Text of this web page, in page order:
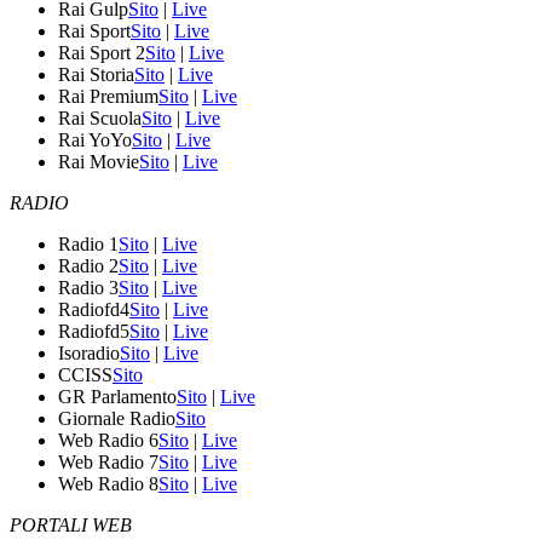
Rai GulpSito | Live
Rai SportSito | Live
Rai Sport 2Sito | Live
Rai StoriaSito | Live
Rai PremiumSito | Live
Rai ScuolaSito | Live
Rai YoYoSito | Live
Rai MovieSito | Live
RADIO
Radio 1 Sito | Live
Radio 2Sito | Live
Radio 3Sito | Live
Radiofd4Sito | Live
Radiofd5Sito | Live
IsoradioSito | Live
CCISSSito
GR ParlamentoSito | Live
Giornale RadioSito
Web Radio 6Sito | Live
Web Radio 7Sito | Live
Web Radio 8Sito | Live
PORTALI WEB